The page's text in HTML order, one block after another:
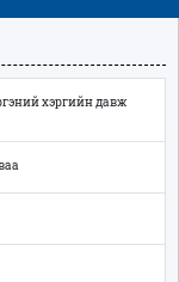
хэргийн давж